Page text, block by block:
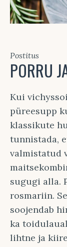
Postitus
PORRU
Kui
püreesupp
klassikute
tunnistada,
valmistatud
sugugi alla.
rosmariin.
soojendab
ka
lihtne ja